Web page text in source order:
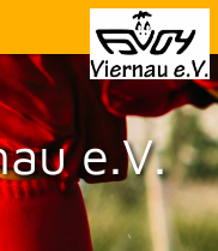
e.V.